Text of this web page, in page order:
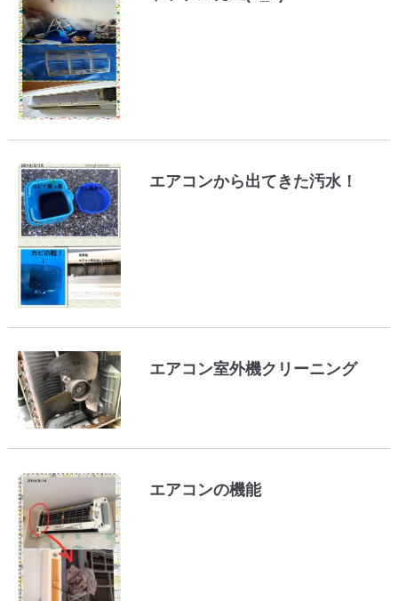
エアコンから出てきた汚水！
エアコン室外機クリーニング
エアコンの機能